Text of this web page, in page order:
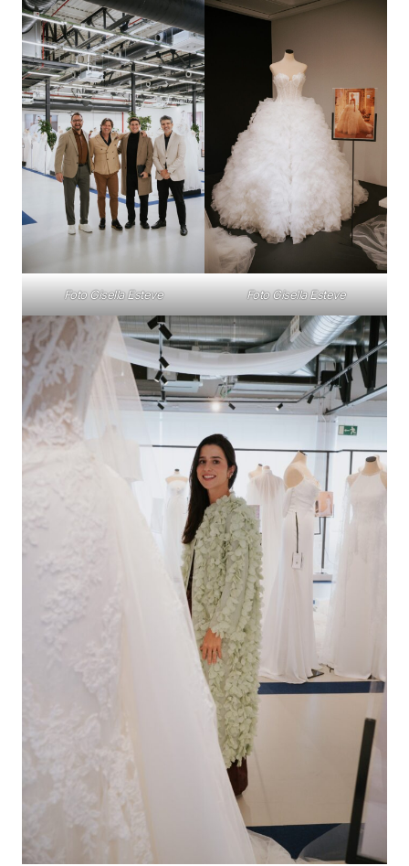
Foto Gisella Esteve Foto Gisella Esteve